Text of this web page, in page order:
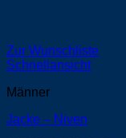
Zur Wunschliste
Schnellansicht
Männer
Jacke – Niven